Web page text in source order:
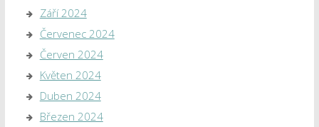
Září 2024
Červenec 2024
Červen 2024
Květen 2024
Duben 2024
Březen 2024